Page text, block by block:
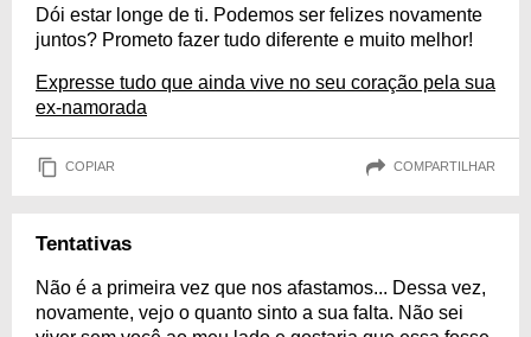
Dói estar longe de ti. Podemos ser felizes novamente
juntos? Prometo fazer tudo diferente e muito melhor!
Expresse tudo que ainda vive no seu coração pela sua
ex-namorada
COPIAR COMPARTILHAR
Tentativas
Não é a primeira vez que nos afastamos... Dessa vez,
novamente, vejo o quanto sinto a sua falta. Não sei